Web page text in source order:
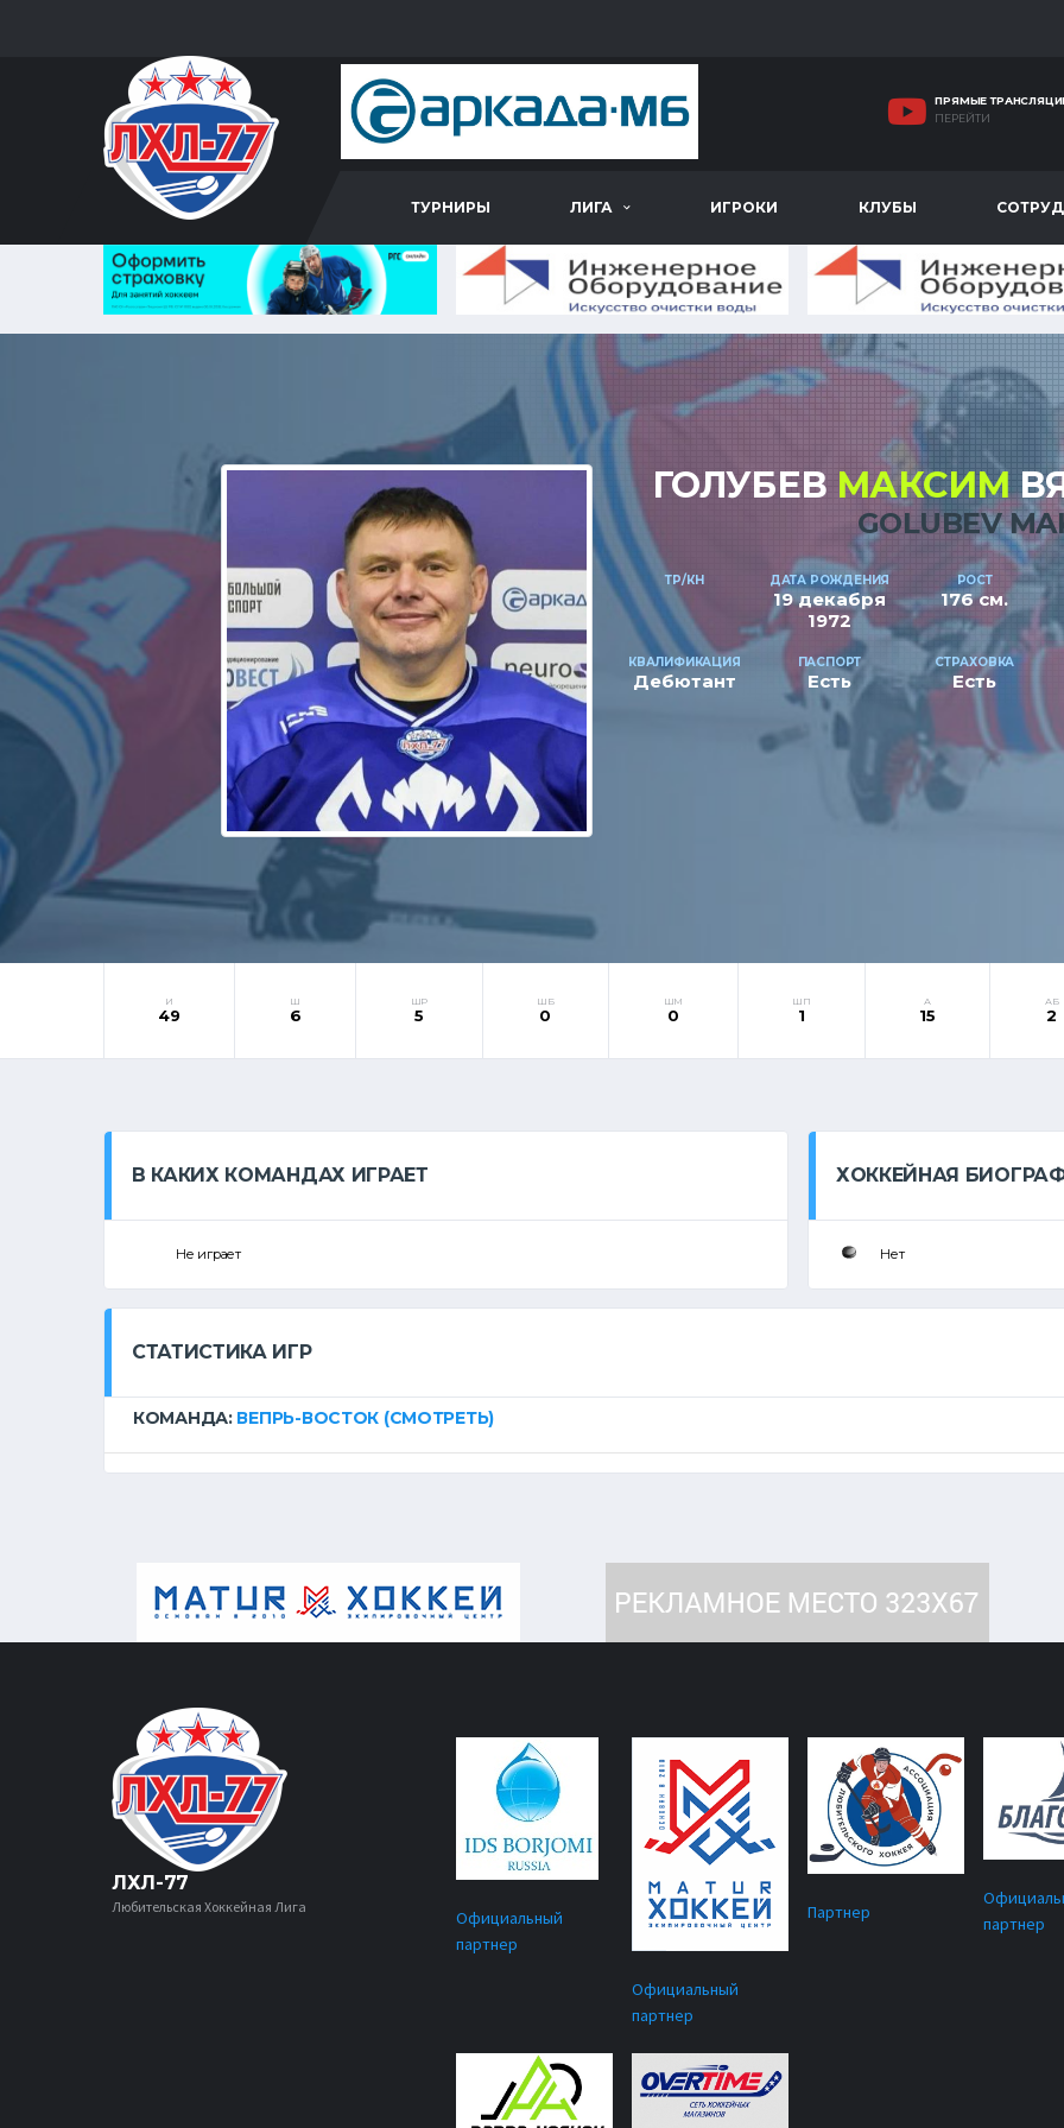
ПРЯМЫЕ
ПЕРЕЙТИ
ТУРНИРЫ ЛИГА ИГРОКИ КЛУБЫ
ГОЛУБЕВ МАКСИМ
GOLUBEV
ТР/КН ДАТА РОЖДЕНИЯ
19 декабря
1972
РОСТ
176 см.
КВАЛИФИКАЦИЯ
Дебютант
ПАСПОРТ
Есть
СТРАХОВКА
Есть
И
49
Ш
6
ШР
5
ШБ
0
ШМ
0
ШП
1
А
15
АБ
2
В КАКИХ КОМАНДАХ ИГРАЕТ
Не играет
ХОККЕЙНАЯ
Нет
СТАТИСТИКА ИГР
КОМАНДА: ВЕПРЬ-ВОСТОК (СМОТРЕТЬ)
ЛХЛ-77
Любительская Хоккейная Лига
Официальный
партнер
Официальный
партнер
Партнер
партнер